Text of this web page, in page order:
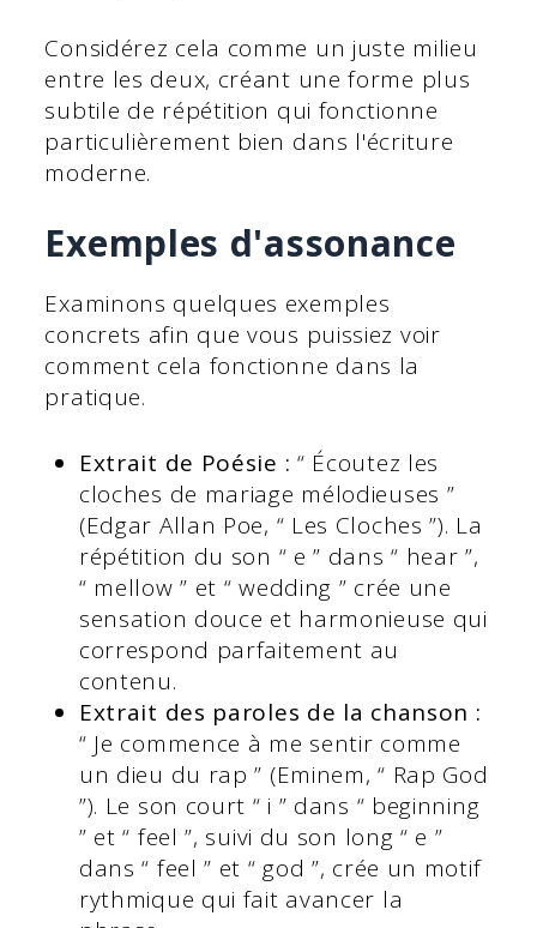
Considérez cela comme un juste milieu
entre les deux, créant une forme plus
subtile de répétition qui fonctionne
particulièrement bien dans l'écriture
moderne.
Exemples d'assonance
Examinons quelques exemples
concrets afin que vous puissiez voir
comment cela fonctionne dans la
pratique.
Extrait de Poésie : “ Écoutez les
cloches de mariage mélodieuses ”
(Edgar Allan Poe, “ Les Cloches ”). La
répétition du son “ e ” dans “ hear ”,
“ mellow ” et “ wedding ” crée une
sensation douce et harmonieuse qui
correspond parfaitement au
contenu.
Extrait des paroles de la chanson :
“ Je commence à me sentir comme
un dieu du rap ” (Eminem, “ Rap God
”). Le son court “ i ” dans “ beginning
” et “ feel ”, suivi du son long “ e ”
dans “ feel ” et “ god ”, crée un motif
rythmique qui fait avancer la